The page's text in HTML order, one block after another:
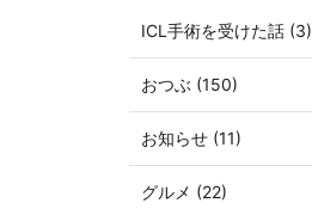
ICL手術を受けた話 (3)
おつぶ (150)
お知らせ (11)
グルメ (22)